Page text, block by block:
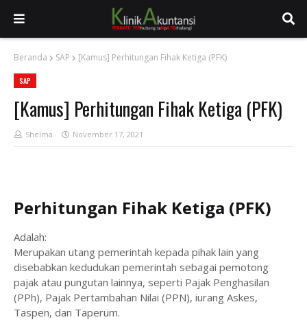
Beranda SAP [Kamus] Perhitungan Fihak Ketiga (PFK)
SAP
[Kamus] Perhitungan Fihak Ketiga (PFK)
Shelma November 17, 2021
Perhitungan Fihak Ketiga (PFK)
Adalah:
Merupakan utang pemerintah kepada pihak lain yang
disebabkan kedudukan pemerintah sebagai pemotong
pajak atau pungutan lainnya, seperti Pajak Penghasilan
(PPh), Pajak Pertambahan Nilai (PPN), iurang Askes,
Taspen, dan Taperum.